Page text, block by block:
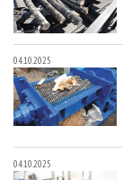
04.10.2025
04.10.2025